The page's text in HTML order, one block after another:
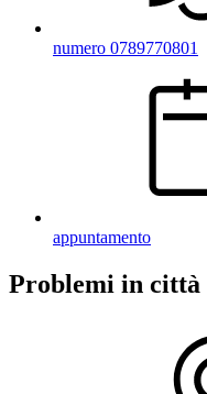
numero 0789770801
appuntamento
Problemi in città